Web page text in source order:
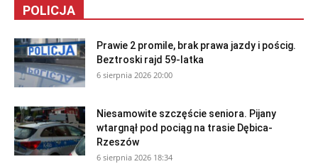
POLICJA
Prawie 2 promile, brak prawa jazdy i pościg.
Beztroski rajd 59-latka
6 sierpnia 2026 20:00
Niesamowite szczęście seniora. Pijany
wtargnął pod pociąg na trasie Dębica-
Rzeszów
6 sierpnia 2026 18:34